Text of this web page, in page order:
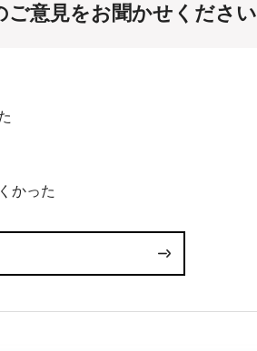
意見をお聞かせください
かった